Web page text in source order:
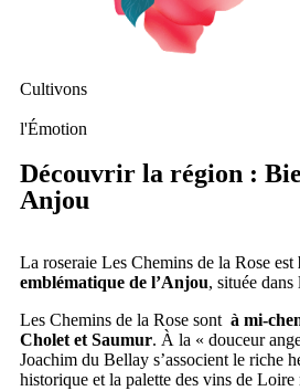
Cultivons
l'Émotion
Découvrir la région :
Anjou
La roseraie Les Chemins de la Rose est
emblématique de l’Anjou, située dans
Les Chemins de la Rose sont à mi-
Cholet et Saumur. À la « douceur
Joachim du Bellay s’associent le riche
historique et la palette des vins de Loire